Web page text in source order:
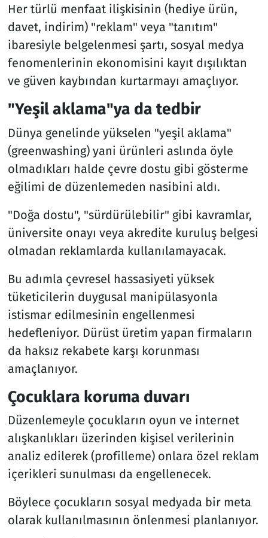
Her türlü menfaat ilişkisinin (hediye ürün,
davet, indirim) "reklam" veya "tanıtım"
ibaresiyle belgelenmesi şartı, sosyal medya
fenomenlerinin ekonomisini kayıt dışılıktan
ve güven kaybından kurtarmayı amaçlıyor.
"Yeşil aklama"ya da tedbir
Dünya genelinde yükselen "yeşil aklama"
(greenwashing) yani ürünleri aslında öyle
olmadıkları halde çevre dostu gibi gösterme
eğilimi de düzenlemeden nasibini aldı.
"Doğa dostu", "sürdürülebilir" gibi kavramlar,
üniversite onayı veya akredite kuruluş belgesi
olmadan reklamlarda kullanılamayacak.
Bu adımla çevresel hassasiyeti yüksek
tüketicilerin duygusal manipülasyonla
istismar edilmesinin engellenmesi
hedefleniyor. Dürüst üretim yapan firmaların
da haksız rekabete karşı korunması
amaçlanıyor.
Çocuklara koruma duvarı
Düzenlemeyle çocukların oyun ve internet
alışkanlıkları üzerinden kişisel verilerinin
analiz edilerek (profilleme) onlara özel reklam
içerikleri sunulması da engellenecek.
Böylece çocukların sosyal medyada bir meta
olarak kullanılmasının önlenmesi planlanıyor.